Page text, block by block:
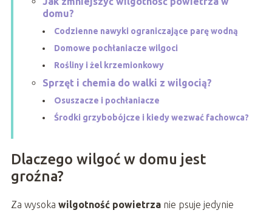
domu?
Codzienne nawyki ograniczające parę wodną
Domowe pochłaniacze wilgoci
Rośliny i żel krzemionkowy
Sprzęt i chemia do walki z wilgocią?
Osuszacze i pochłaniacze
Środki grzybobójcze i kiedy wezwać fachowca?
Dlaczego wilgoć w domu jest
groźna?
Za wysoka wilgotność powietrzanie psuje jedynie